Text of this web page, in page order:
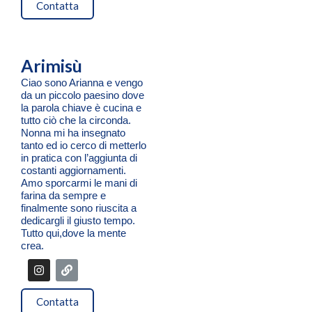
a
g
m
Contatta
Arimisù
Ciao sono Arianna e vengo
da un piccolo paesino dove
la parola chiave è cucina e
tutto ciò che la circonda.
Nonna mi ha insegnato
tanto ed io cerco di metterlo
in pratica con l’aggiunta di
costanti aggiornamenti.
Amo sporcarmi le mani di
farina da sempre e
finalmente sono riuscita a
dedicargli il giusto tempo.
Tutto qui,dove la mente
crea.
I
n
s
t
a
L
i
n
k
Contatta